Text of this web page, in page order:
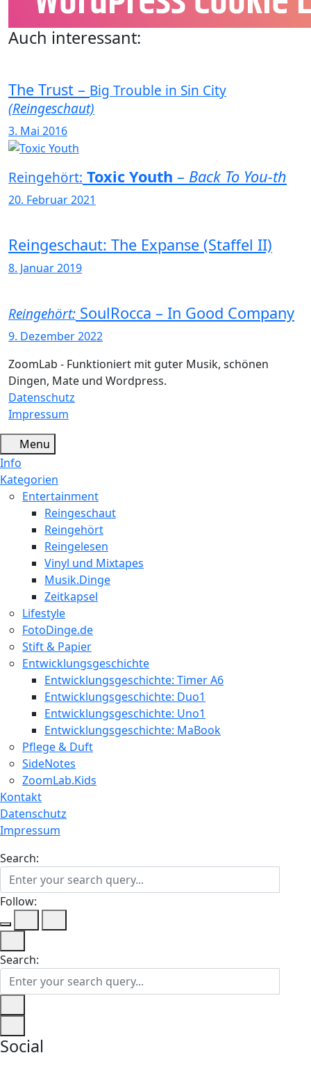
Auch interessant:
The Trust – Big Trouble in Sin City
(Reingeschaut)
3. Mai 2016
Reingehört: Toxic Youth – Back To You-th
20. Februar 2021
Reingeschaut: The Expanse (Staffel II)
8. Januar 2019
Reingehört: SoulRocca – In Good Company
9. Dezember 2022
ZoomLab - Funktioniert mit guter Musik, schönen
Dingen, Mate und Wordpress.
Datenschutz
Impressum
Menu
Info
Kategorien
Entertainment
Reingeschaut
Reingehört
Reingelesen
Vinyl und Mixtapes
Musik.Dinge
Zeitkapsel
Lifestyle
FotoDinge.de
Stift & Papier
Entwicklungsgeschichte
Entwicklungsgeschichte: Timer A6
Entwicklungsgeschichte: Duo1
Entwicklungsgeschichte: Uno1
Entwicklungsgeschichte: MaBook
Pflege & Duft
SideNotes
ZoomLab.Kids
Kontakt
Datenschutz
Impressum
Search:
Follow:
Search:
Social